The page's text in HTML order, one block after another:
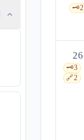
🗝️2
26
🗝️3
🔗2